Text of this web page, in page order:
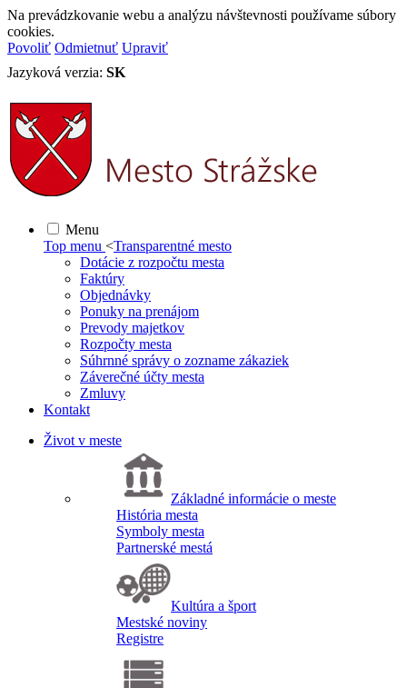
Na prevádzkovanie webu a analýzu návštevnosti používame súbory
cookies.
Povoliť Odmietnuť Upraviť
Jazyková verzia: SK
Menu
Top menu <Transparentné mesto
Dotácie z rozpočtu mesta
Faktúry
Objednávky
Ponuky na prenájom
Prevody majetkov
Rozpočty mesta
Súhrnné správy o zozname zákaziek
Záverečné účty mesta
Zmluvy
Kontakt
Život v meste
Základné informácie o meste
História mesta
Symboly mesta
Partnerské mestá
Kultúra a šport
Mestské noviny
Registre